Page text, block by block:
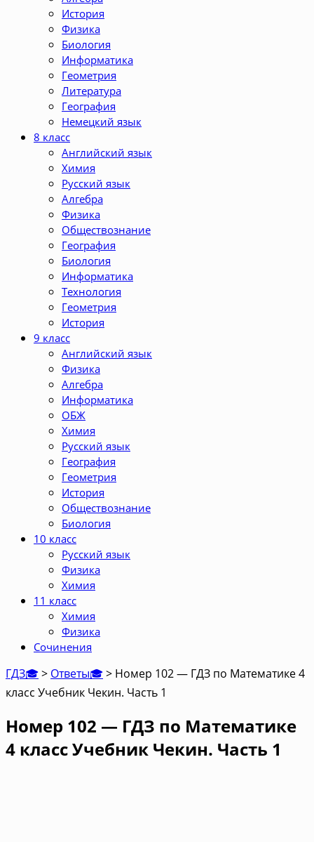
История
Физика
Биология
Информатика
Геометрия
Литература
География
Немецкий язык
8 класс
Английский язык
Химия
Русский язык
Алгебра
Физика
Обществознание
География
Биология
Информатика
Технология
Геометрия
История
9 класс
Английский язык
Физика
Алгебра
Информатика
ОБЖ
Химия
Русский язык
География
Геометрия
История
Обществознание
Биология
10 класс
Русский язык
Физика
Химия
11 класс
Химия
Физика
Сочинения
ГДЗ🎓> Ответы🎓> Номер 102 — ГДЗ по Математике 4
класс Учебник Чекин. Часть 1
Номер 102 — ГДЗ по Математике
4 класс Учебник Чекин. Часть 1